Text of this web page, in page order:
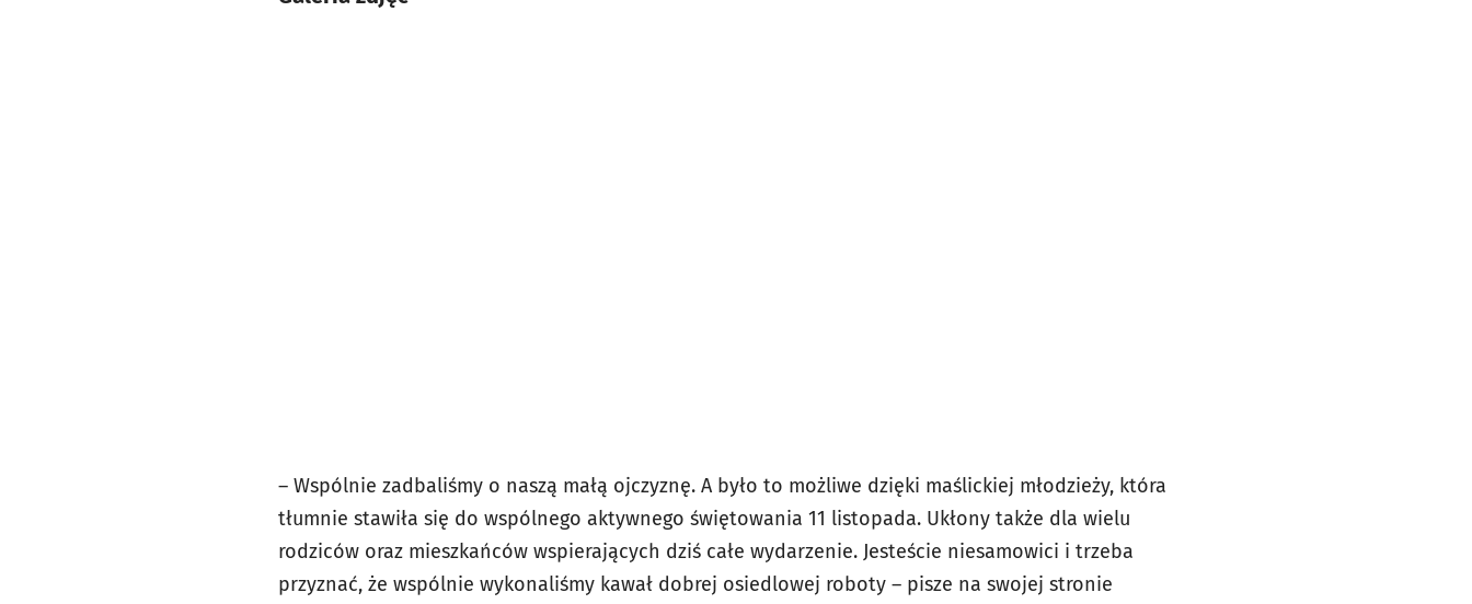
– Wspólnie zadbaliśmy o naszą małą ojczyznę. A było to możliwe dzięki maślickiej młodzieży, która
tłumnie stawiła się do wspólnego aktywnego świętowania 11 listopada. Ukłony także dla wielu
rodziców oraz mieszkańców wspierających dziś całe wydarzenie. Jesteście niesamowici i trzeba
przyznać, że wspólnie wykonaliśmy kawał dobrej osiedlowej roboty – pisze na swojej stronie